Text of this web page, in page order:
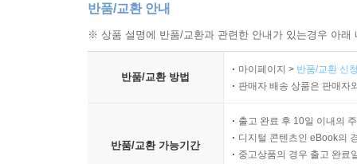
반품/교환 안내
※ 상품 설명에 반품/교환과 관련한 안내가 있는경우 아
반품/교환 방법
마이페이지 > 반품/교환 신
판매자 배송 상품은 판매자
반품/교환 가능기간
출고 완료 후 10일 이내의
디지털 콘텐츠인 eBook의
중고상품의 경우 출고 완료